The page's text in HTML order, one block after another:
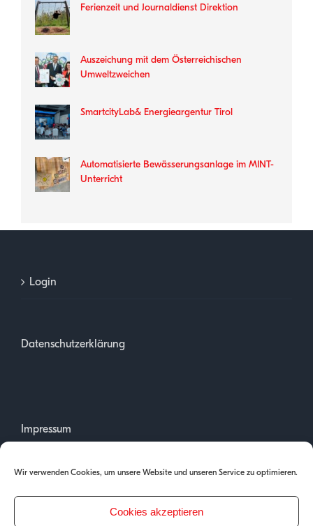
Wir verwenden Cookies, um unsere Website und unseren Service zu optimieren.
Cookies akzeptieren
Ferienzeit und Journaldienst Direktion
Auszeichung mit dem Österreichischen
Umweltzweichen
SmartcityLab& Energieargentur Tirol
Automatisierte Bewässerungsanlage im MINT-
Unterricht
Login
Datenschutzerklärung
Impressum